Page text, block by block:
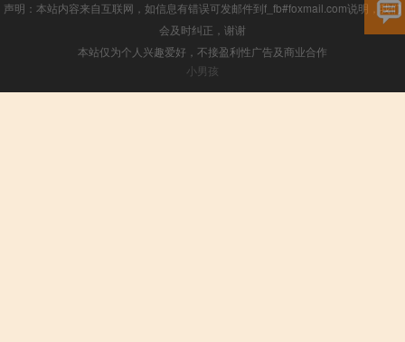
声明：本站内容来自互联网，如信息有错误可发邮件到f_fb#foxmail.com说明，我们
会及时纠正，谢谢
本站仅为个人兴趣爱好，不接盈利性广告及商业合作
小男孩